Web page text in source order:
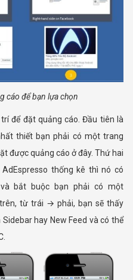
cáo để bạn lựa chọn
để đặt quảng cáo. Đầu tiên là
thiết bạn phải có một trang
được quảng cáo ở đây. Thứ hai
thống kê thì nó có
bắt buộc bạn phải có một
từ trái → phải, bạn sẽ thấy
hay New Feed và có thể